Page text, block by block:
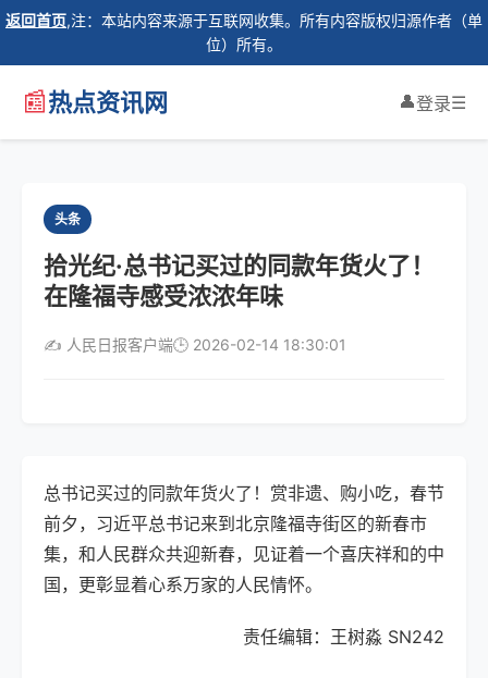
返回首页,注：本站内容来源于互联网收集。所有内容版权归源作者（单
位）所有。
📰热点资讯网 👤登录☰
头条
拾光纪·总书记买过的同款年货火了！
在隆福寺感受浓浓年味
✍️ 人民日报客户端🕒 2026-02-14 18:30:01
总书记买过的同款年货火了！赏非遗、购小吃，春节
前夕，习近平总书记来到北京隆福寺街区的新春市
集，和人民群众共迎新春，见证着一个喜庆祥和的中
国，更彰显着心系万家的人民情怀。
责任编辑：王树淼 SN242